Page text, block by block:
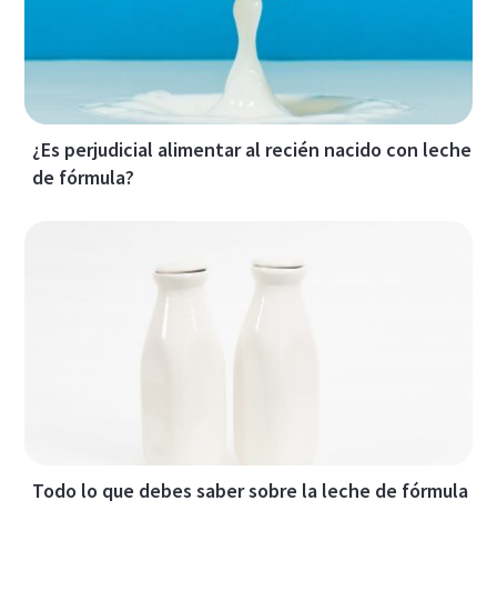
¿Es perjudicial alimentar al recién nacido con leche
de fórmula?
Todo lo que debes saber sobre la leche de fórmula